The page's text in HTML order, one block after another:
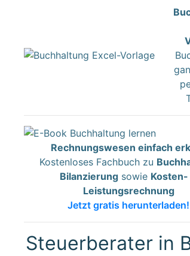
Rechnungswesen einfach
Kostenloses Fachbuch zu
Bilanzierung sowie Kosten-
Leistungsrechnung
Jetzt gratis herunterladen!
Steuerberater in